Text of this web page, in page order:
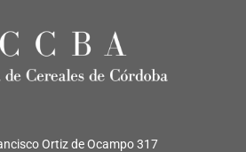
Ortiz de Ocampo 317